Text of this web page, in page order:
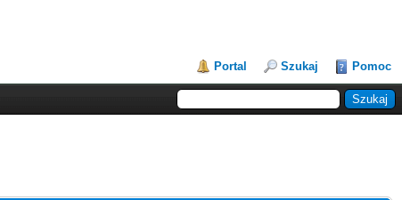
Portal Szukaj Pomoc